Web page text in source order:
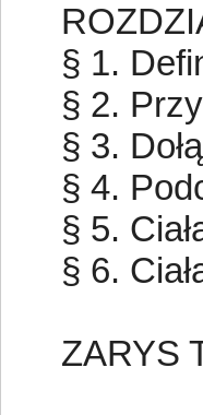
§ 1.
§ 2.
§ 3.
§ 4.
§ 5.
§ 6.
ZARYS